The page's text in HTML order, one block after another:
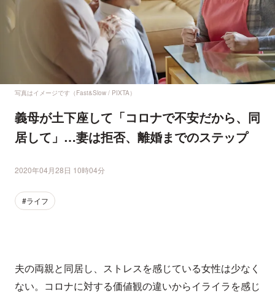
写真はイメージです（Fast&Slow / PIXTA）
義母が土下座して「コロナで不安だから、同
居して」…妻は拒否、離婚までのステップ
2020年04月28日 10時04分
#ライフ
夫の両親と同居し、ストレスを感じている女性は少なく
ない。コロナに対する価値観の違いからイライラを感じ